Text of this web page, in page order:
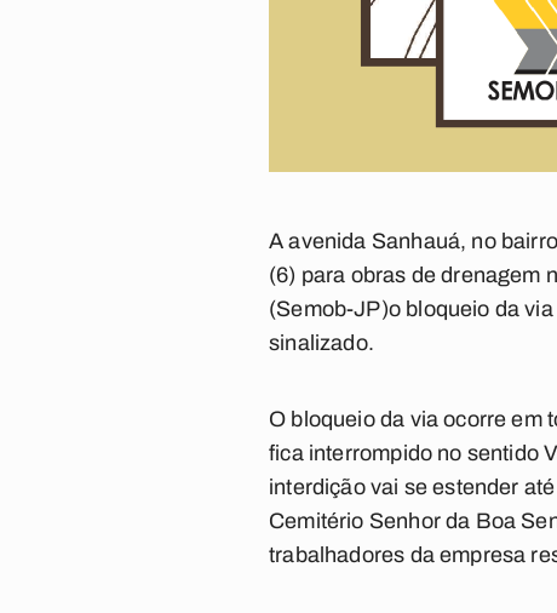
A avenida Sanhauá, no
(6) para obras de drenagem
(Semob-JP)o bloqueio da
sinalizado.
O bloqueio da via ocorre em
fica interrompido no sentido
interdição vai se estender
Cemitério Senhor da Boa
trabalhadores da empresa